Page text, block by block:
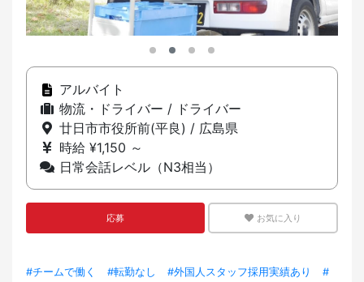
アルバイト
物流・ドライバー / ドライバー
廿日市市役所前(平良) / 広島県
時給 ¥1,150 ～
日常会話レベル（N3相当）
応募 お気に入り
#チームで働く #転勤なし #外国人スタッフ採用実績あり
#